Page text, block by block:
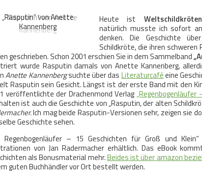
„Rasputin“ von Anette
Kannenberg
Heute ist
natürlich musste ich sofort an
denken. Die Geschichte
Schildkröte, die ihren schweren
geschrieben. Schon 2001 erschien Sie in dem Sammelband
wurde Rasputin damals von Anette Kannenberg,
Anette Kannenbergsuchte über das Literaturcaféeine
Rasputin sein Gesicht. Längst ist der erste Band mit den
veröffentlichteder Drachenmond Verlag „Regenbogenläufer
ist auch die Geschichte von „Rasputin, der alten
Ich mag beide Rasputin-Versionen sehr, zeigen sie
Geschichte sehen.
Regenbogenläufer – 15 Geschichten für Groß und
von Jan Radermacher erhältlich. Das eBook
als Bonusmaterial mehr.Beides ist über amazon
guten Buchhändler vor Ort bestellt werden.